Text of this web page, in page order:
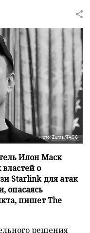
Фото: Zuma/ТАСС
Илон Маск
о
Starlink для атак
опасаясь
пишет The
решения